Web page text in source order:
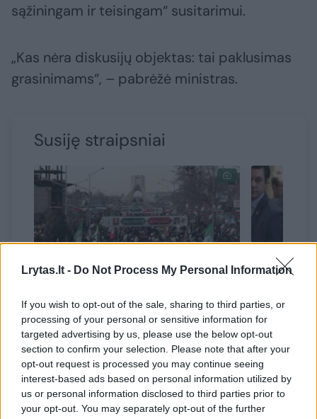
Lrytas.lt - Do Not Process My Personal Information
If you wish to opt-out of the sale, sharing to third parties, or
processing of your personal or sensitive information for
targeted advertising by us, please use the below opt-out
section to confirm your selection. Please note that after your
opt-out request is processed you may continue seeing
interest-based ads based on personal information utilized by
us or personal information disclosed to third parties prior to
your opt-out. You may separately opt-out of the further
sąžiningam ir teisingam“ susitarimui.
„Kas nėra diskusijų objektas: tai paklusimas
grasinimams“, – pabrėžė ministras.
Susiję straipsniai
Irano prezidentas pareiškė,
kad šalis nepasiduos
besaikiams reikalavimams
Po
Rubio
Vengriją